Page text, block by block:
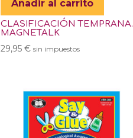
Añadir al carrito
CLASIFICACIÓN TEMPRANA.
MAGNETALK
29,95€ sin impuestos